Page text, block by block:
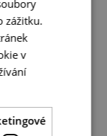
zážitku.
v